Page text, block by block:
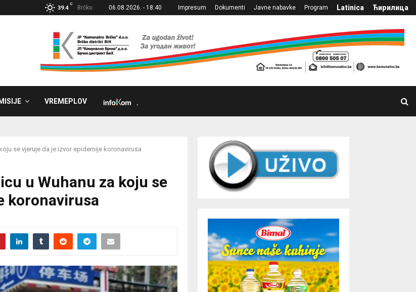
39.4
C
Brčko 06.08.2026. - 18:40 Impresum Dokumenti Javne nabavke Program Latinica Ћирилица
VREMEPLOV
se vjeruje da je izvor epidemije koronavirusa
u Wuhanu za koju se
koronavirusa